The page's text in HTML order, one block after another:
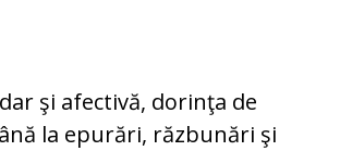
şi afectivă, dorinţa de
la epurări, răzbunări şi